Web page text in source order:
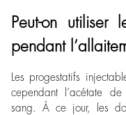
Peut-on utiliser
pendant
Les progestatifs
cependant l’acétate
sang. À ce jour, les